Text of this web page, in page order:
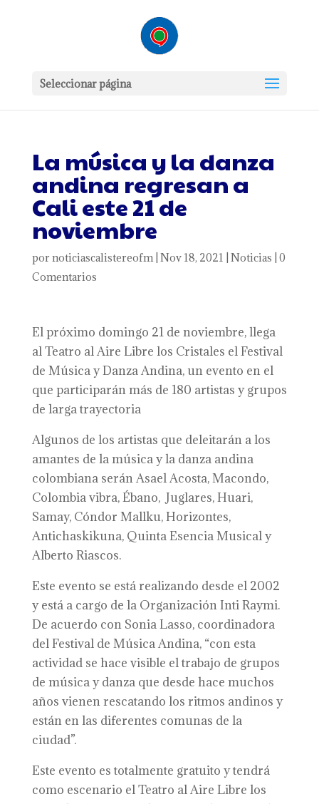
Seleccionar página
La música y la danza
andina regresan a
Cali este 21 de
noviembre
por noticiascalistereofm| Nov 18, 2021 Noticias 0
Comentarios
El próximo domingo 21 de noviembre, llega
al Teatro al Aire Libre los Cristales el Festival
de Música y Danza Andina, un evento en el
que participarán más de 180 artistas y grupos
de larga trayectoria
Algunos de los artistas que deleitarán a los
amantes de la música y la danza andina
colombiana serán Asael Acosta, Macondo,
Colombia vibra, Ébano, Juglares, Huari,
Samay, Cóndor Mallku, Horizontes,
Antichaskikuna, Quinta Esencia Musical y
Alberto Riascos.
Este evento se está realizando desde el 2002
y está a cargo de la Organización Inti Raymi.
De acuerdo con Sonia Lasso, coordinadora
del Festival de Música Andina, “con esta
actividad se hace visible el trabajo de grupos
de música y danza que desde hace muchos
años vienen rescatando los ritmos andinos y
están en las diferentes comunas de la
ciudad”.
Este evento es totalmente gratuito y tendrá
como escenario el Teatro al Aire Libre los